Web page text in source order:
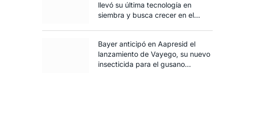
llevó su última tecnología en
siembra y busca crecer en el
Bayer anticipó en Aapresid el
lanzamiento de Vayego, su nuevo
insecticida para el gusano